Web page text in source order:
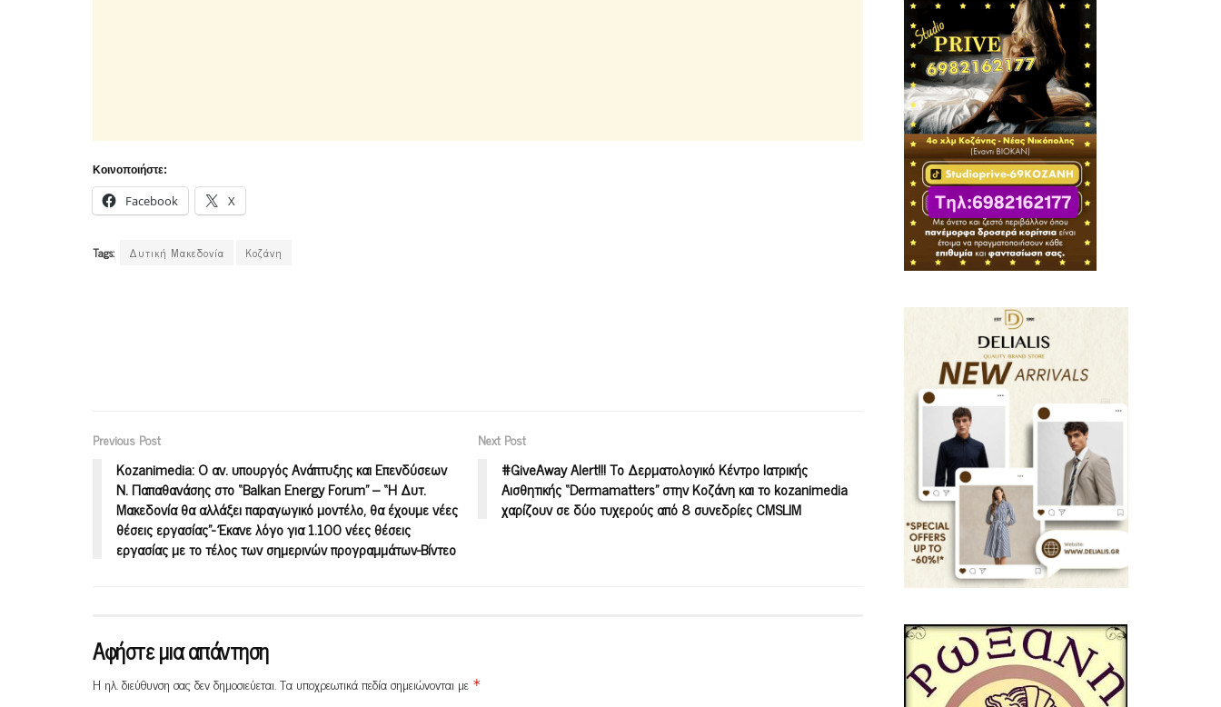
Κοινοποιήστε:
Facebook X
Tags: Δυτική Μακεδονία Κοζάνη
Previous Post
Kozanimedia: Ο αν. υπουργός Ανάπτυξης και Επενδύσεων
Ν. Παπαθανάσης στο “Balkan Energy Forum” – “H Δυτ.
Μακεδονία θα αλλάξει παραγωγικό μοντέλο, θα έχουμε νέες
θέσεις εργασίας”- Έκανε λόγο για 1.100 νέες θέσεις
εργασίας με το τέλος των σημερινών προγραμμάτων-Βίντεο
Next Post
#GiveAway Alert!!! Το Δερματολογικό Κέντρο Ιατρικής
Αισθητικής “Dermamatters” στην Κοζάνη και το kozanimedia
χαρίζουν σε δύο τυχερούς από 8 συνεδρίες CMSLIM
Αφήστε μια απάντηση
Η ηλ. διεύθυνση σας δεν δημοσιεύεται.Τα υποχρεωτικά πεδία σημειώνονται με *